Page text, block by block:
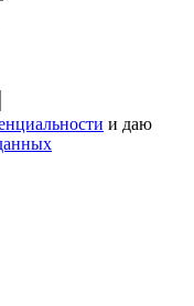
и даю